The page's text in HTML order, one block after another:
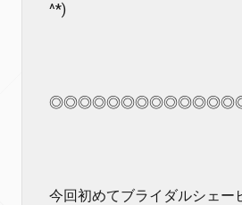
^*)
今回初めてブライダルシェー